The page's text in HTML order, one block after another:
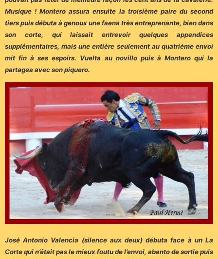
Musique ! Montero assura ensuite la troisième paire du second
tiers puis débuta à genoux une faena très entreprenante, bien dans
son corte, qui laissait entrevoir quelques appendices
supplémentaires, mais une entière seulement au quatrième envoi
mit fin à ses espoirs. Vuelta au novillo puis à Montero qui la
partagea avec son piquero.
José Antonio Valencia (silence aux deux) débuta face à un La
Corte qui n’était pas le mieux foutu de l’envoi, abanto de sortie puis